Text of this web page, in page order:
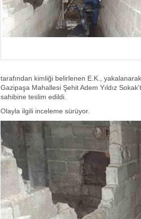
tarafından kimliği belirlenen E.K.,
Gazipaşa Mahallesi Şehit Adem Yıldız
sahibine teslim edildi.
Olayla ilgili inceleme sürüyor.